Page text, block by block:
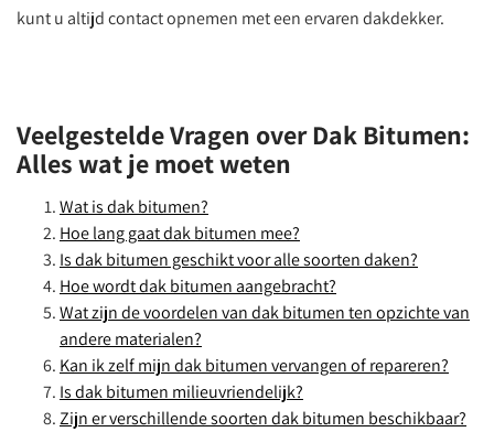
kunt u altijd contact opnemen met een ervaren dakdekker.
Veelgestelde Vragen over Dak Bitumen:
Alles wat je moet weten
Wat is dak bitumen?
Hoe lang gaat dak bitumen mee?
Is dak bitumen geschikt voor alle soorten daken?
Hoe wordt dak bitumen aangebracht?
Wat zijn de voordelen van dak bitumen ten opzichte van
andere materialen?
Kan ik zelf mijn dak bitumen vervangen of repareren?
Is dak bitumen milieuvriendelijk?
Zijn er verschillende soorten dak bitumen beschikbaar?